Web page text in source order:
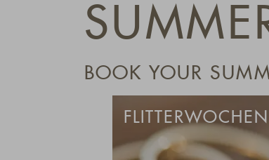
Landschaft zum
Premium Inclusive
BOOK YOUR